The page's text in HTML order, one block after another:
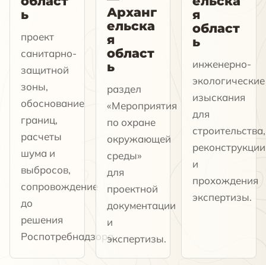
ь
проект
санитарно-
защитной
зоны,
обоснование
границ,
расчеты
шума и
выбросов,
сопровождение
до
решения
Роспотребнадзора.
Арханг
ельска
я
област
ь
раздел
«Мероприятия
по охране
окружающей
среды»
для
проектной
документации
и
экспертизы.
я
област
ь
инженерно-
экологические
изыскания
для
строительства,
реконструкции
и
прохождения
экспертизы.